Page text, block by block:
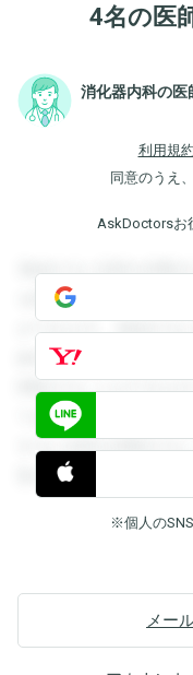
4名の医
消化器内科の医
利用規約
同意のうえ
AskDoctorsお
登録すると回答を閲覧
を閲覧することができ
ができます。登録する
録すると回答を閲覧す
閲覧することができま
できます。登録すると
すると回答を閲覧する
覧することができます。
※個人の
メー